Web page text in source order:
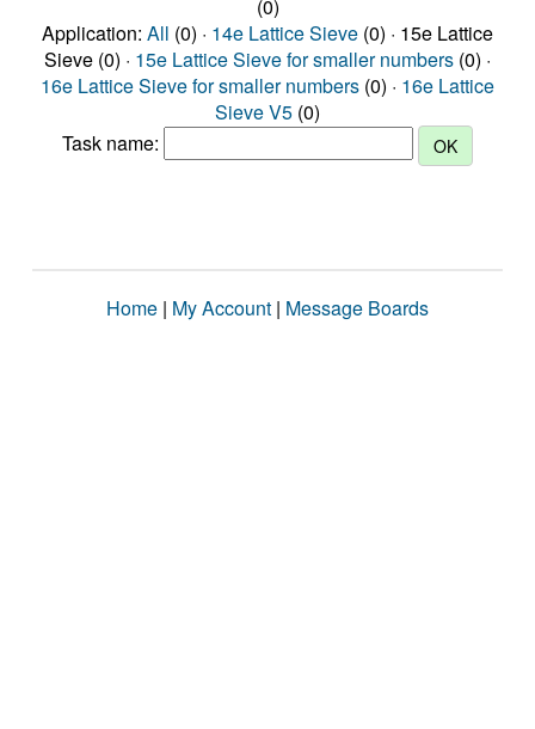
(0)
Application: All (0) · 14e Lattice Sieve (0) · 15e Lattice
Sieve (0) · 15e Lattice Sieve for smaller numbers (0) ·
16e Lattice Sieve for smaller numbers (0) · 16e Lattice
Sieve V5 (0)
Task name:
Home | My Account | Message Boards